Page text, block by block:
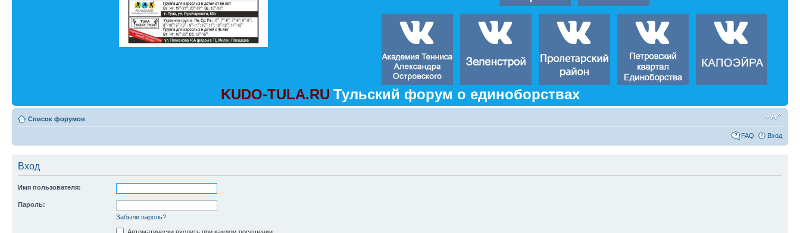
KUDO-TULA.RU Тульский форум о единоборствах
Список форумов
FAQ Вход
Вход
Имя пользователя:
Пароль:
Забыли пароль?